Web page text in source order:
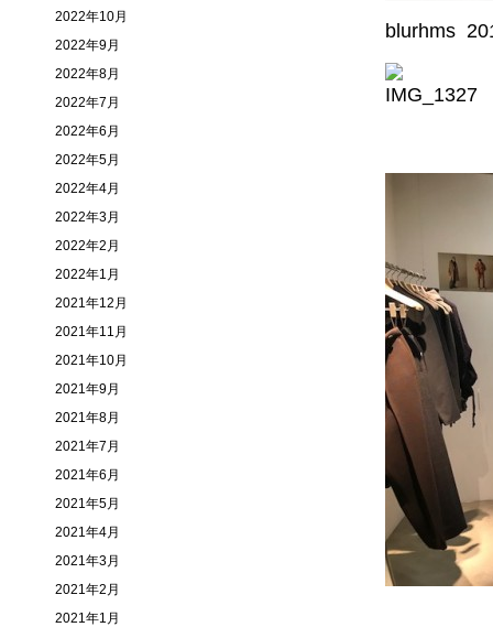
blurhms
2022年10月
2022年9月
2022年8月
2022年7月
2022年6月
2022年5月
2022年4月
2022年3月
2022年2月
2022年1月
2021年12月
2021年11月
2021年10月
2021年9月
2021年8月
2021年7月
2021年6月
2021年5月
2021年4月
2021年3月
2021年2月
2021年1月